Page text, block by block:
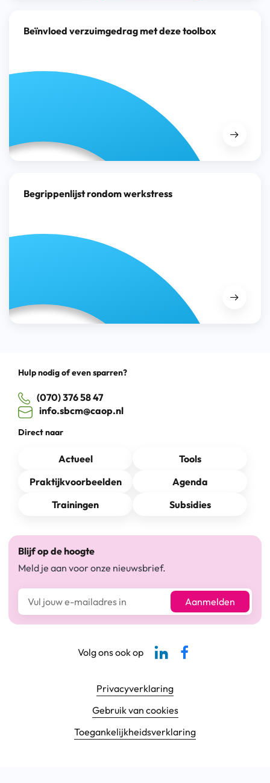
Beïnvloed verzuimgedrag met deze toolbox
Begrippenlijst rondom werkstress
Hulp nodig of even sparren?
(070) 376 58 47
info.sbcm@caop.nl
Direct naar
Actueel
Tools
Praktijkvoorbeelden
Agenda
Trainingen
Subsidies
Blijf op de hoogte
Meld je aan voor onze nieuwsbrief.
E-mailadres* Aanmelden
Footer navigatie
Privacyverklaring
Gebruik van cookies
Toegankelijkheids­verklaring
Volg ons ook op
Linkedin-pagina SBCM
Facebook SBCM